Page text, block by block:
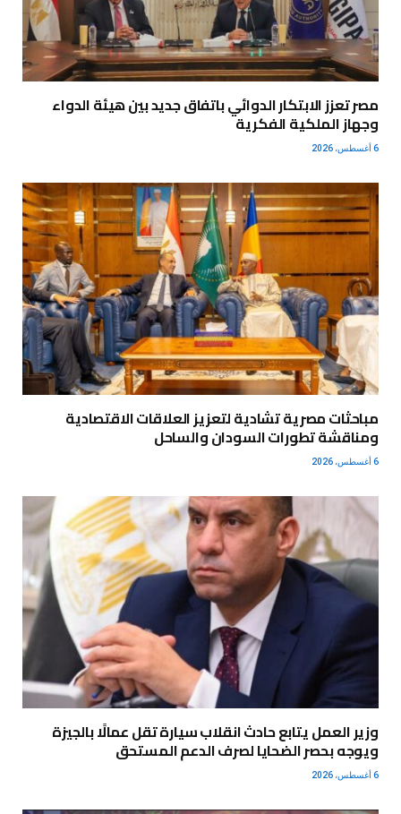
مصر تعزز الابتكار الدوائي باتفاق جديد بين هيئة الدواء
وجهاز الملكية الفكرية
6 أغسطس، 2026
مباحثات مصرية تشادية لتعزيز العلاقات الاقتصادية
ومناقشة تطورات السودان والساحل
6 أغسطس، 2026
وزير العمل يتابع حادث انقلاب سيارة تقل عمالًا بالجيزة
ويوجه بحصر الضحايا لصرف الدعم المستحق
6 أغسطس، 2026